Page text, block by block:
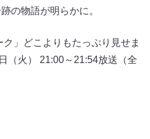
の物語が明らかに。
ク」どこよりもたっぷり見せま
（火） 21:00～21:54放送（全